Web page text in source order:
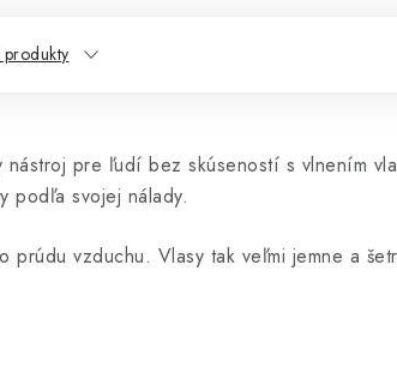
pre ľudí bez skúseností s vlnením
podľa svojej nálady.
vzduchu. Vlasy tak veľmi jemne a